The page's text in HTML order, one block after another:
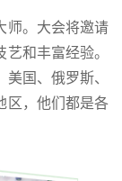
师。大会将邀请
和丰富经验。
国、俄罗斯、
区，他们都是各